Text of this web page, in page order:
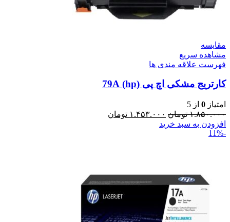
مقایسه
مشاهده سریع
فهرست علاقه مندی ها
کارتریج مشکی اچ پی (hp) 79A
امتیاز 0 از 5
۱.۸۵۰.۰۰۰ تومان ۱.۴۵۳.۰۰۰ تومان
افزودن به سبد خرید
-11%